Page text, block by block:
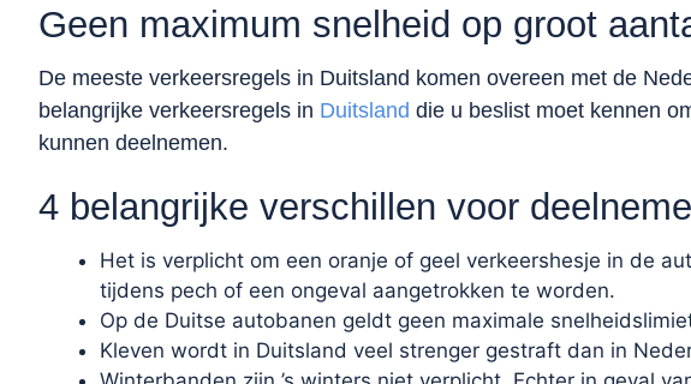
Geen maximum snelheid op groot
De meeste verkeersregels in Duitsland komen overeen met de
belangrijke verkeersregels in Duitsland die u beslist moet kennen
kunnen deelnemen.
4 belangrijke verschillen voor
Het is verplicht om een oranje of geel verkeershesje in de
tijdens pech of een ongeval aangetrokken te worden.
Op de Duitse autobanen geldt geen maximale
Kleven wordt in Duitsland veel strenger gestraft dan in